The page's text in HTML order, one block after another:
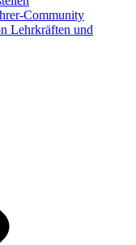
Community
Lehrkräften und